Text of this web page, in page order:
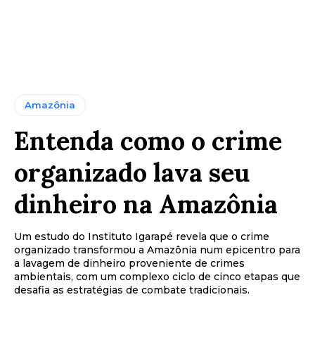
Amazônia
Entenda como o crime
organizado lava seu
dinheiro na Amazônia
Um estudo do Instituto Igarapé revela que o crime
organizado transformou a Amazônia num epicentro para
a lavagem de dinheiro proveniente de crimes
ambientais, com um complexo ciclo de cinco etapas que
desafia as estratégias de combate tradicionais.